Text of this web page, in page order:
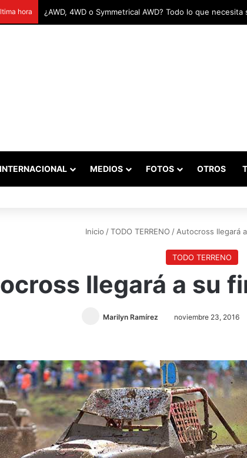
hora Remontadas marcaron el inicio del Campeonato de
INTERNACIONAL MEDIOS FOTOS OTROS
Inicio / TODO TERRENO / Autocross llegará
TODO TERRENO
llegará a su
Marilyn Ramírez noviembre 23, 2016